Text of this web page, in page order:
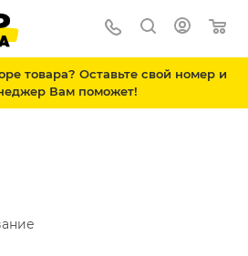
товара? Оставьте свой номер и
Вам поможет!